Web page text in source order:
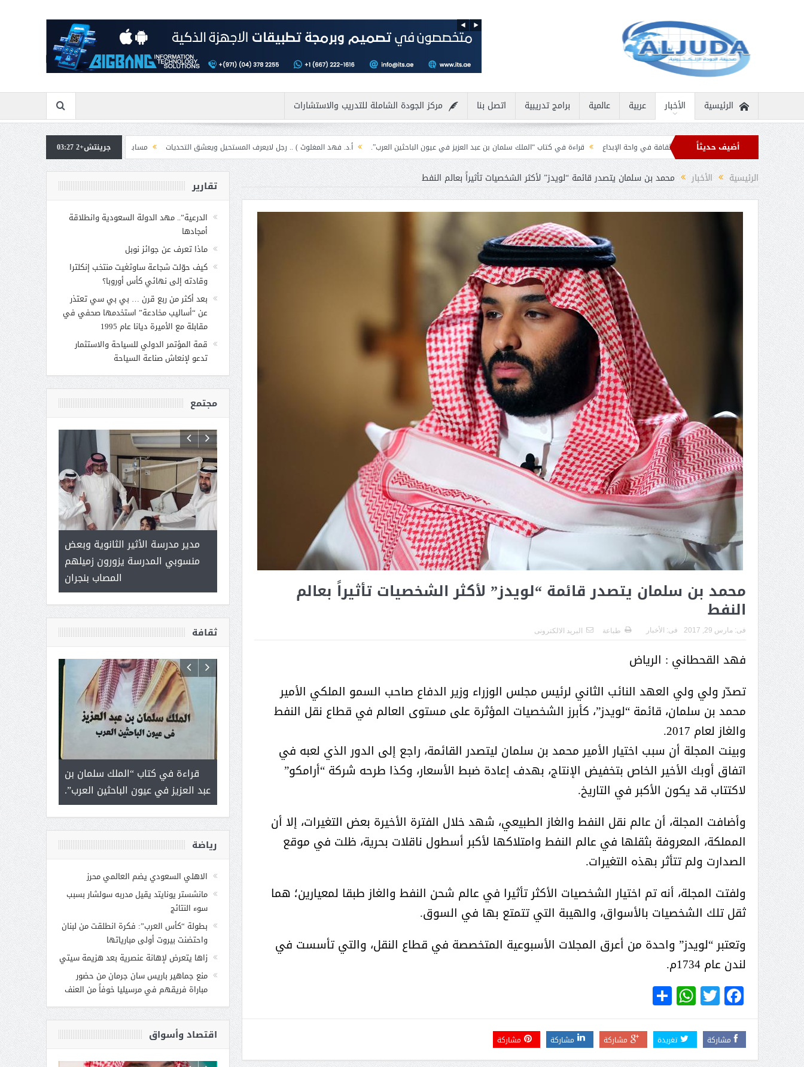
الرئيسية الأخبار عربية عالمية برامج تدريبية اتصل بنا مركز الجودة الشاملة للتدريب والاستشارات
أضيف حديثاً نادرة ثمار الثقافة في واحة الإبداع قراءة في كتاب “الملك سلمان بن عبد العزيز في عيون الباحثين العرب”. أ.د. فهد المغلوث ) .. رجل لايعرف المستحيل ويعشق التحديات مسابقة المشيقح تعلن فرسان النسخة الخامسة
بمشاركة
برقيات تهنئة من قادة الدول الإسلامية بمناسبة عيد الفطر
جرينتش+2 03:27
الرئيسية الأخبار محمد بن سلمان يتصدر قائمة “لويدز” لأكثر الشخصيات تأثيراً بعالم النفط
محمد بن سلمان يتصدر قائمة “لويدز” لأكثر الشخصيات تأثيراً بعالم
النفط
فى:مارس 29, 2017 فى: الأخبار طباعة البريد الالكترونى
فهد القحطاني : الرياض
تصدّر ولي ولي العهد النائب الثاني لرئيس مجلس الوزراء وزير الدفاع صاحب السمو الملكي الأمير
محمد بن سلمان، قائمة “لويدز”، كأبرز الشخصيات المؤثرة على مستوى العالم في قطاع نقل النفط
والغاز لعام 2017.
وبينت المجلة أن سبب اختيار الأمير محمد بن سلمان ليتصدر القائمة، راجع إلى الدور الذي لعبه في
اتفاق أوبك الأخير الخاص بتخفيض الإنتاج، بهدف إعادة ضبط الأسعار، وكذا طرحه شركة “أرامكو”
لاكتتاب قد يكون الأكبر في التاريخ.
وأضافت المجلة، أن عالم نقل النفط والغاز الطبيعي، شهد خلال الفترة الأخيرة بعض التغيرات، إلا أن
المملكة، المعروفة بثقلها في عالم النفط وامتلاكها لأكبر أسطول ناقلات بحرية، ظلت في موقع
الصدارت ولم تتأثر بهذه التغيرات.
ولفتت المجلة، أنه تم اختيار الشخصيات الأكثر تأثيرا في عالم شحن النفط والغاز طبقا لمعيارين؛ هما
ثقل تلك الشخصيات بالأسواق، والهيبة التي تتمتع بها في السوق.
وتعتبر “لويدز” واحدة من أعرق المجلات الأسبوعية المتخصصة في قطاع النقل، والتي تأسست في
لندن عام 1734م.
Facebook
Twitter
WhatsApp
مشاركة تغريدة مشاركة مشاركة مشاركة
تقارير
الدرعية”.. مهد الدولة السعودية وانطلاقة
أمجادها
ماذا تعرف عن جوائز نوبل
كيف حوّلت شجاعة ساوثغيت منتخب إنكلترا
وقادته إلى نهائي كأس أوروبا؟
بعد أكثر من ربع قرن … بي بي سي تعتذر
عن “أساليب مخادعة” استخدمها صحفي في
مقابلة مع الأميرة ديانا عام 1995
قمة المؤتمر الدولي للسياحة والاستثمار
تدعو لإنعاش صناعة السياحة
مجتمع
( محمد
مدير مدرسة الأثير الثانوية وبعض
منسوبي المدرسة يزورون زميلهم
المصاب بنجران
الأميرة (نجود بنت هذلول ) .. ميراث
العطاء
أمل البنيان .. طبيبة فوق العادة .:
( محمد عوضه البريدي) .. رجل أعمال
بمواصفات إنسانية نادرة
ثقافة
قراءة في كتاب “الملك سلمان بن
عبد العزيز في عيون الباحثين العرب”.
أ.د. فهد المغلوث ) .. رجل لايعرف
المستحيل ويعشق التحديات
مسابقة المشيقح تعلن فرسان
بمشاركة صاحبة السمو الملكي
الاميره نجود بنت هذلول بن
على ملف دعم وتطوير وتمكين
الباعة الجائلين هيئة الصحفيين
السعوديين فرع نجران ينظم ورشة
عمل ( الإعلام والتنمية ):
الثقافة في واحة الإبداع
رياضة
الاهلي السعودي يضم العالمي محرز
مانشستر يونايتد يقيل مدربه سولشار بسبب
سوء النتائج
بطولة “كأس العرب”: فكرة انطلقت من لبنان
واحتضنت بيروت أولى مبارياتها
زاها يتعرض لإهانة عنصرية بعد هزيمة سيتي
منع جماهير باريس سان جرمان من حضور
مباراة فريقهم في مرسيليا خوفاً من العنف
اقتصاد وأسواق